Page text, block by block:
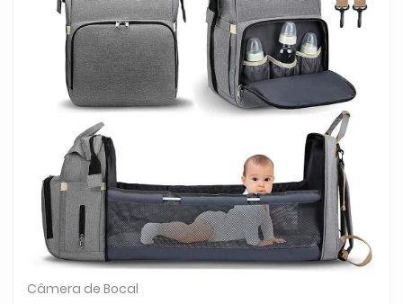
Câmera de Bocal